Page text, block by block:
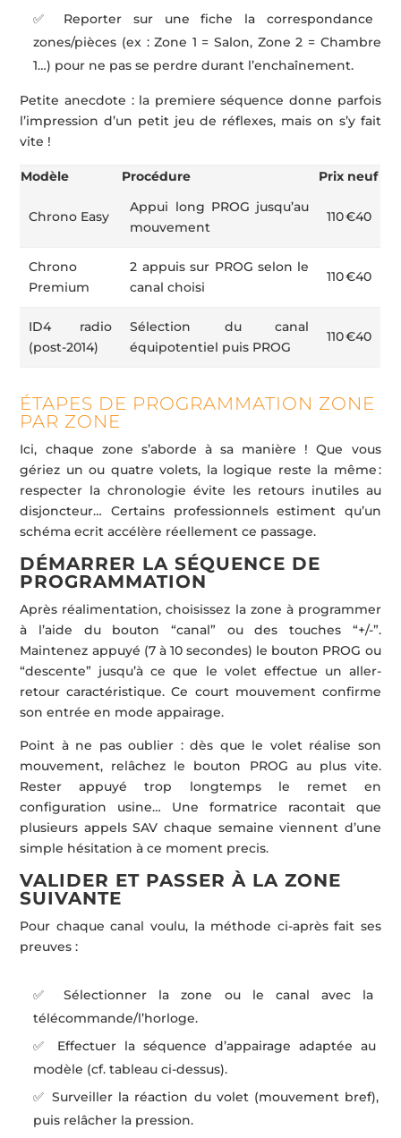
✅ Reporter sur une fiche la correspondance
zones/pièces (ex : Zone 1 = Salon, Zone 2 = Chambre
1…) pour ne pas se perdre durant l’enchaînement.
Petite anecdote : la premiere séquence donne parfois
l’impression d’un petit jeu de réflexes, mais on s’y fait
vite !
Modèle Procédure Prix neuf
Chrono Easy
Appui long PROG jusqu’au
mouvement
110 €40
Chrono
Premium
2 appuis sur PROG selon le
canal choisi
110 €40
ID4 radio
(post-2014)
Sélection du canal
équipotentiel puis PROG
110 €40
ÉTAPES DE PROGRAMMATION ZONE
PAR ZONE
Ici, chaque zone s’aborde à sa manière ! Que vous
gériez un ou quatre volets, la logique reste la même :
respecter la chronologie évite les retours inutiles au
disjoncteur… Certains professionnels estiment qu’un
schéma ecrit accélère réellement ce passage.
DÉMARRER LA SÉQUENCE DE
PROGRAMMATION
Après réalimentation, choisissez la zone à programmer
à l’aide du bouton “canal” ou des touches “+/-”.
Maintenez appuyé (7 à 10 secondes) le bouton PROG ou
“descente” jusqu’à ce que le volet effectue un aller-
retour caractéristique. Ce court mouvement confirme
son entrée en mode appairage.
Point à ne pas oublier : dès que le volet réalise son
mouvement, relâchez le bouton PROG au plus vite.
Rester appuyé trop longtemps le remet en
configuration usine… Une formatrice racontait que
plusieurs appels SAV chaque semaine viennent d’une
simple hésitation à ce moment precis.
VALIDER ET PASSER À LA ZONE
SUIVANTE
Pour chaque canal voulu, la méthode ci-après fait ses
preuves :
✅ Sélectionner la zone ou le canal avec la
télécommande/l’horloge.
✅ Effectuer la séquence d’appairage adaptée au
modèle (cf. tableau ci-dessus).
✅ Surveiller la réaction du volet (mouvement bref),
puis relâcher la pression.